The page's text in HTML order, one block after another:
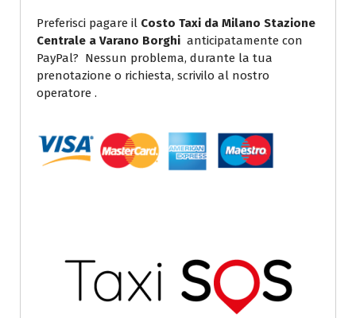
Preferisci pagare il Costo Taxi da Milano Stazione
Centrale a Varano Borghi anticipatamente con
PayPal? Nessun problema, durante la tua
prenotazione o richiesta, scrivilo al nostro
operatore .